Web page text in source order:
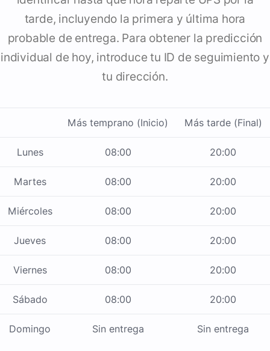
tarde, incluyendo la primera y última hora
probable de entrega. Para obtener la predicción
individual de hoy, introduce tu ID de seguimiento y
tu dirección.
Más temprano (Inicio) Más tarde (Final)
Lunes 08:00 20:00
Martes 08:00 20:00
Miércoles 08:00 20:00
Jueves 08:00 20:00
Viernes 08:00 20:00
Sábado 08:00 20:00
Domingo Sin entrega Sin entrega